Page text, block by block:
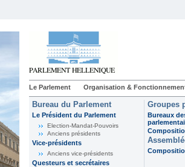
Le Parlement Organisation &
Bureau du Parlement
Le Président du Parlement
Election-Mandat-Pouvoirs
Anciens présidents
Vice-présidents
Anciens vice-présidents
Questeurs et secrétaires
Groupes
Bureaux